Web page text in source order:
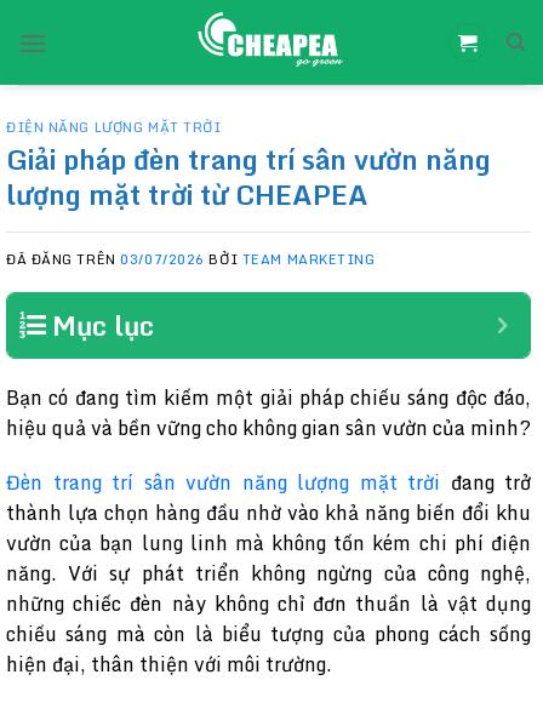
đến
ĐIỆN NĂNG LƯỢNG MẶT TRỜI
Giải pháp đèn trang trí sân vườn năng
lượng mặt trời từ CHEAPEA
ĐÃ ĐĂNG TRÊN03/07/2026 BỞI TEAM MARKETING
Mục lục
Bạn có đang tìm kiếm một giải pháp chiếu sáng độc đáo,
hiệu quả và bền vững cho không gian sân vườn của mình?
Đèn trang trí sân vườn năng lượng mặt trời đang trở
thành lựa chọn hàng đầu nhờ vào khả năng biến đổi khu
vườn của bạn lung linh mà không tốn kém chi phí điện
năng. Với sự phát triển không ngừng của công nghệ,
những chiếc đèn này không chỉ đơn thuần là vật dụng
chiếu sáng mà còn là biểu tượng của phong cách sống
hiện đại, thân thiện với môi trường.